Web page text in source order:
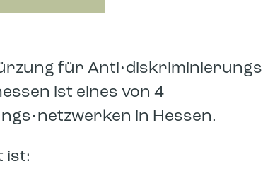
für
ist eines von 4
in Hessen.
ist: